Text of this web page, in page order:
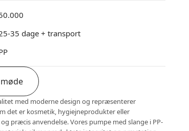
35 dage + transport
med moderne design og repræsenterer
det er kosmetik, hygiejneprodukter eller
præcis anvendelse. Vores pumpe med slange i PP-